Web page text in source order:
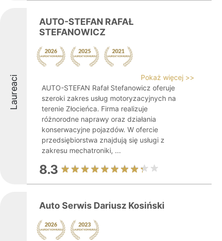
Laureaci
AUTO-STEFAN RAFAŁ
STEFANOWICZ
Pokaż więcej >>
AUTO-STEFAN Rafał Stefanowicz oferuje
szeroki zakres usług motoryzacyjnych na
terenie Złocieńca. Firma realizuje
różnorodne naprawy oraz działania
konserwacyjne pojazdów. W ofercie
przedsiębiorstwa znajdują się usługi z
zakresu mechatroniki, ...
8.3
Auto Serwis Dariusz Kosiński